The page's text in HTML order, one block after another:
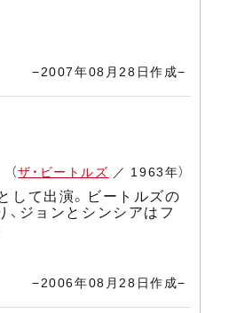
−2007年08月28日作成−
（ザ・ビートルズ ／ 1963年）
して出演。ビートルズの
ジョンとシンシアはフ
−2006年08月28日作成−